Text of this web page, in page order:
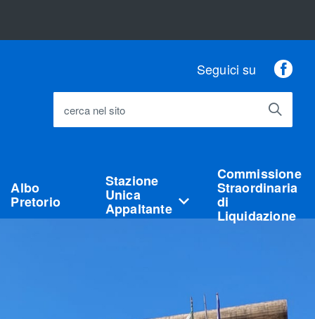
Seguici su
cerca nel sito
Albo
Pretorio
Stazione
Unica
Appaltante
Commissione
Straordinaria
di
Liquidazione